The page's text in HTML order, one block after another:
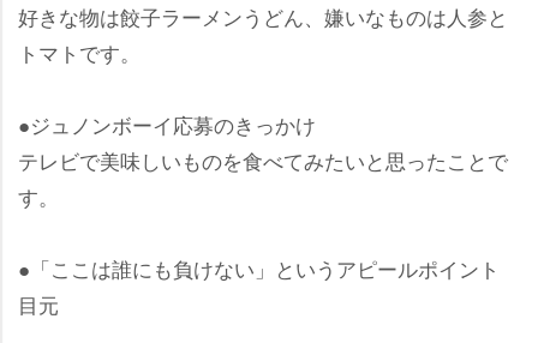
好きな物は餃子ラーメンうどん、嫌いなものは人参と
トマトです。
●ジュノンボーイ応募のきっかけ
テレビで美味しいものを食べてみたいと思ったことで
す。
●「ここは誰にも負けない」というアピールポイント
目元